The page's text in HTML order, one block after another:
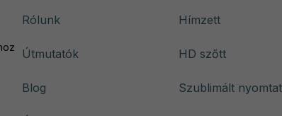
Rólunk
Útmutatók
Blog
Hímzett
HD szőtt
Szublimált